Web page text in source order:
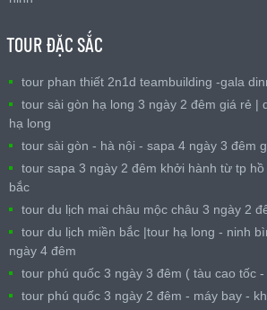
TOUR ĐẶC SẮC
tour phan thiết 2n1d teambuilding -gala
tour sài gòn hạ long 3 ngày 2 đêm giá rẻ |
hạ long
tour sài gòn - hà nội - sapa 4 ngày 3 đêm
tour sapa 3 ngày 2 đêm khởi hành từ tp
bắc
tour du lịch mai châu mộc châu 3 ngày 2
tour du lịch miền bắc |tour hạ long - ninh
ngày 4 đêm
tour phú quốc 3 ngày 3 đêm ( tàu cao tốc
tour phú quốc 3 ngày 2 đêm - máy bay -